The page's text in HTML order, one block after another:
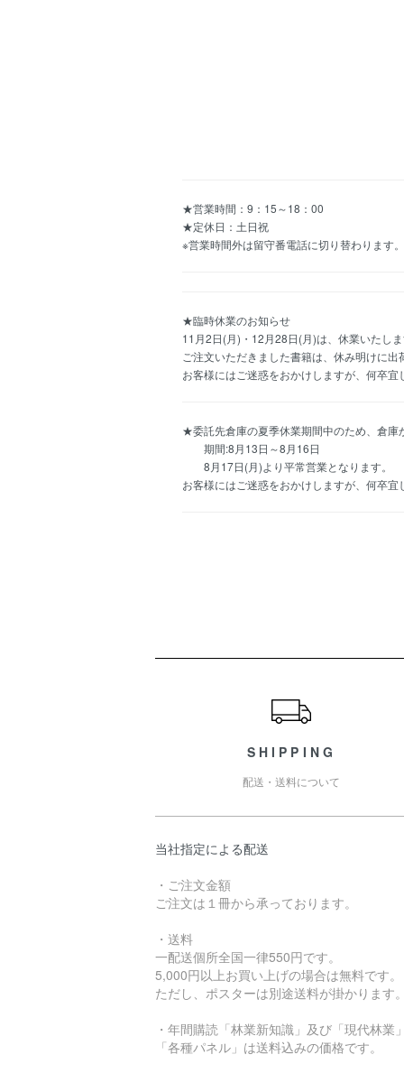
★営業時間：9：15～18：00
★定休日：土日祝
※営業時間外は留守番電話に切り替わります。
★臨時休業のお知らせ
11月2日(月)・12月28日(月)は、休業いたし
ご注文いただきました書籍は、休み明けに出
お客様にはご迷惑をおかけしますが、何卒
★委託先倉庫の夏季休業期間中のため、倉庫
期間:8月13日～8月16日
8月17日(月)より平常営業となります。
お客様にはご迷惑をおかけしますが、何卒
SHIPPING
配送・送料について
当社指定による配送
・ご注文金額
ご注文は１冊から承っております。
・送料
一配送個所全国一律550円です。
5,000円以上お買い上げの場合は無料です。
ただし、ポスターは別途送料が掛かります
・年間購読「林業新知識」及び「現代林業
「各種パネル」は送料込みの価格です。